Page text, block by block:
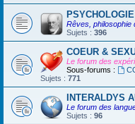
Rêves, philosophie
Sujets : 396
COEUR &
Le forum des
Sous-forums :
Sujets : 771
INTERALDYS
Le forum des
Sujets : 96